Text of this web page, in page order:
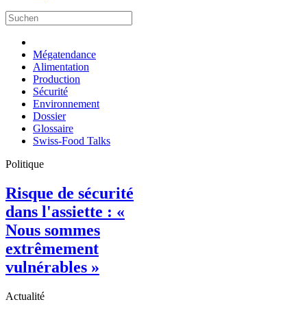
Mégatendance
Alimentation
Production
Sécurité
Environnement
Dossier
Glossaire
Swiss-Food Talks
Politique
Risque de sécurité
dans l'assiette : «
Nous sommes
extrêmement
vulnérables »
Actualité